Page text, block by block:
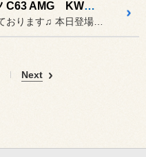
メルセデス･ベンツ C63 AMG KW車高調ver3 車高調整^^
何時もお世話になっております♫ 本日登場のオーナーさまは…
Next